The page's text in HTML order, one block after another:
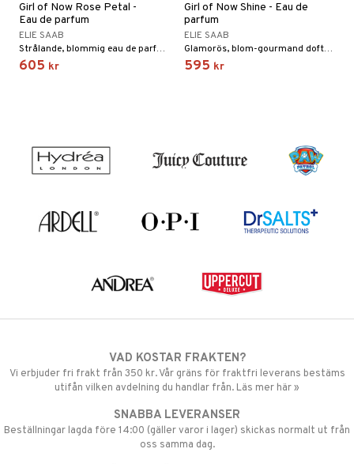
Girl of Now Rose Petal -
Eau de parfum
ELIE SAAB
Strålande, blommig eau de parfum från Elie Saab
605 kr
Girl of Now Shine - Eau de
parfum
ELIE SAAB
Glamorös, blom-gourmand doftande eau de parfum från Elie Saab
595 kr
VAD KOSTAR FRAKTEN?
Vi erbjuder fri frakt från 350 kr. Vår gräns för fraktfri leverans bestäms
utifån vilken avdelning du handlar från. Läs mer här »
SNABBA LEVERANSER
Beställningar lagda före 14:00 (gäller varor i lager) skickas normalt ut från
oss samma dag.